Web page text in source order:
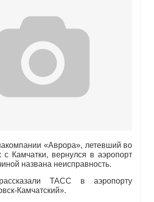
«Аврора», летевший во
с Камчатки, вернулся в аэропорт
названа неисправность.
ТАСС в аэропорту
Камчатский».